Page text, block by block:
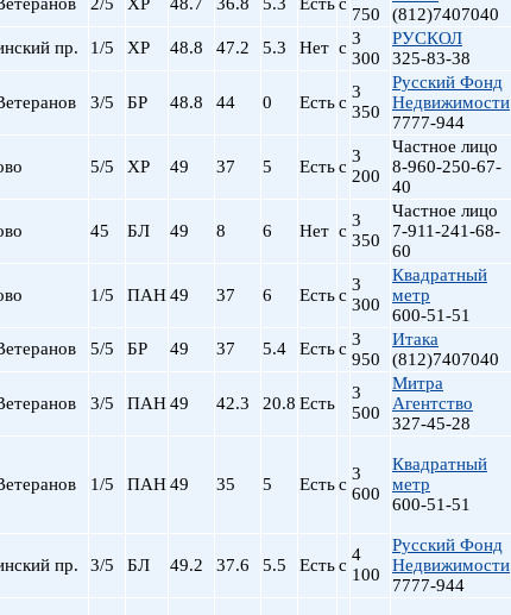
Приморская
Пушкинская
Старая Деревня
Удельная
Фрунзенская
Чернышевская
750
(812)7407040
пр. 1/5 ХР 48.8 47.2 5.3 Нет с 3
300
РУСКОЛ
325-83-38
3/5 БР 48.8 44 0 Естьс
3
350
Русский Фонд
Недвижимости
7777-944
5/5 ХР 49 37 5 Естьс
3
200
Частное лицо
8-960-250-67-
40
45 БЛ 49 8 6 Нет с
3
350
Частное лицо
7-911-241-68-
60
1/5 ПАН49 37 6 Естьс
3
300
Квадратный
метр
600-51-51
5/5 БР 49 37 5.4 Естьс 3
950
Итака
(812)7407040
3/5 ПАН49 42.3 20.8 Есть
3
500
Митра
Агентство
327-45-28
1/5 ПАН49 35 5 Естьс
3
600
Квадратный
метр
600-51-51
пр. 3/5 БЛ 49.2 37.6 5.5 Естьс
4
100
Русский Фонд
Недвижимости
7777-944